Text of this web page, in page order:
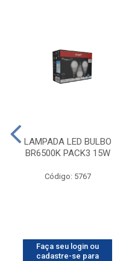
LAMPADA LED BULBO
BR6500K PACK3 15W
Código: 5767
Faça seu login ou
cadastre-se para